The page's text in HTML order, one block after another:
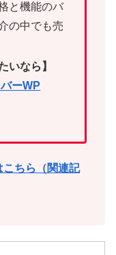
と機能のバ
の中でも売
いなら】
ーWP
ちら（関連記